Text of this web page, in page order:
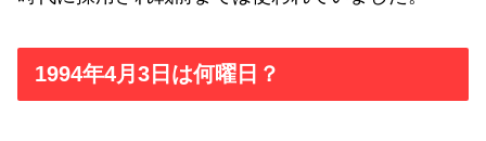
1994年4月3日は何曜日？